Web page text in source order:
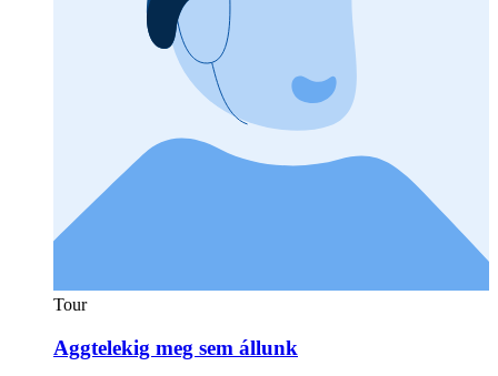
Tour
Aggtelekig meg sem állunk